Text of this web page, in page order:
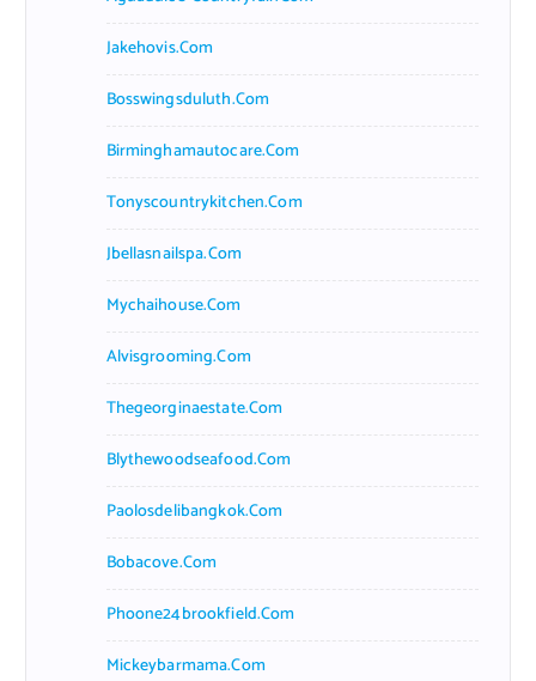
Jakehovis.com
Bosswingsduluth.com
Birminghamautocare.com
Tonyscountrykitchen.com
Jbellasnailspa.com
Mychaihouse.com
Alvisgrooming.com
Thegeorginaestate.com
Blythewoodseafood.com
Paolosdelibangkok.com
Bobacove.com
Phoone24brookfield.com
Mickeybarmama.com